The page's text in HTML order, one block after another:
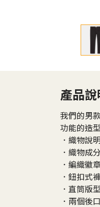
產品
我們的男
功能的造
．織物說
．織物成
．編織徽
．鈕扣式
．直筒版
．兩個後